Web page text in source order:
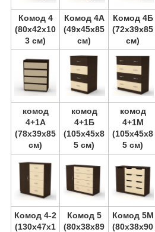
Комод 4
(80х42х10
3 см)
Комод 4А
(49х45х85
см)
Комод 4Б
(72х39х85
см)
комод
4+1А
(78х39х85
см)
комод
4+1Б
(105х45х8
5 см)
комод
4+1М
(105х45х8
5 см)
Комод 4-2
(130х47х1
Комод 5
(80х38х89
Комод 5М
(80х38х90